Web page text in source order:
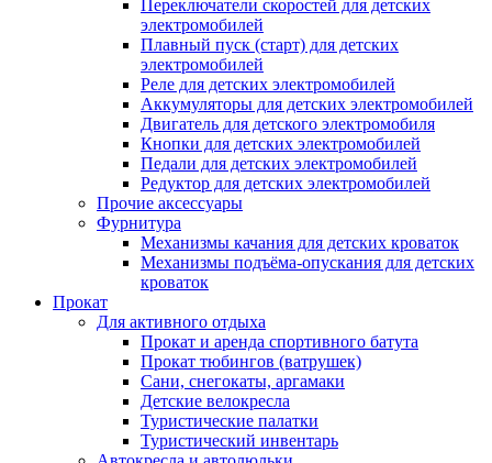
Переключатели скоростей для детских
электромобилей
Плавный пуск (старт) для детских
электромобилей
Реле для детских электромобилей
Аккумуляторы для детских электромобилей
Двигатель для детского электромобиля
Кнопки для детских электромобилей
Педали для детских электромобилей
Редуктор для детских электромобилей
Прочие аксессуары
Фурнитура
Механизмы качания для детских кроваток
Механизмы подъёма-опускания для детских
кроваток
Прокат
Для активного отдыха
Прокат и аренда спортивного батута
Прокат тюбингов (ватрушек)
Сани, снегокаты, аргамаки
Детские велокресла
Туристические палатки
Туристический инвентарь